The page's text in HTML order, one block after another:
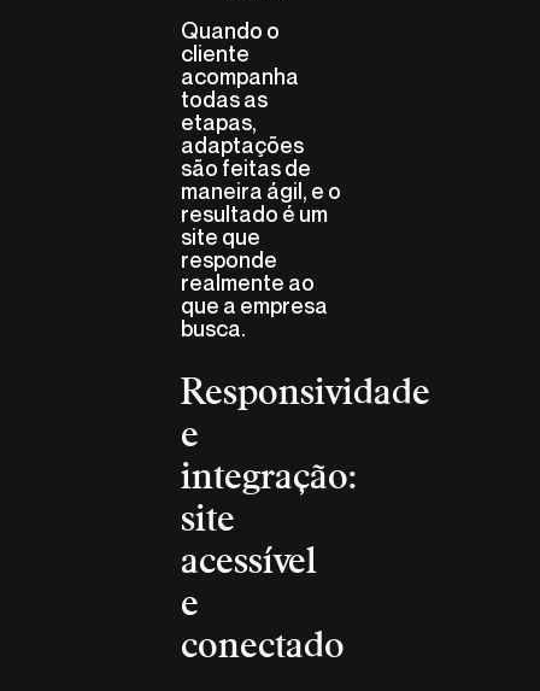
Quando o
cliente
acompanha
todas as
etapas,
adaptações
são feitas de
maneira ágil, e o
resultado é um
site que
responde
realmente ao
que a empresa
busca.
Responsividade
e
integração:
site
acessível
e
conectado